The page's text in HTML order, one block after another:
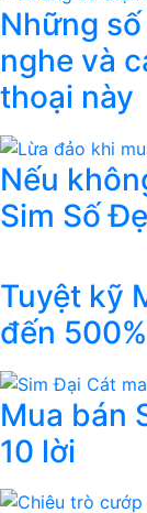
Những
nghe và
thoại này
Nếu
Sim Số
Tuyệt kỹ
đến
Mua bán
10 lời